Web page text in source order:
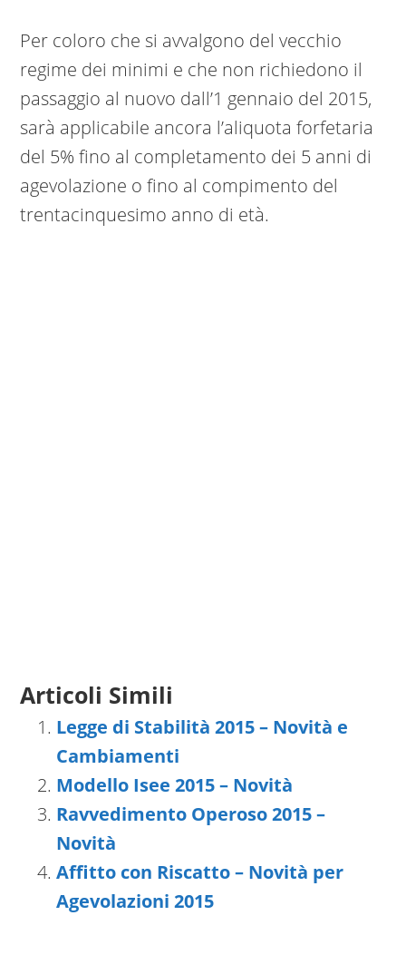
Per coloro che si avvalgono del vecchio
regime dei minimi e che non richiedono il
passaggio al nuovo dall’1 gennaio del 2015,
sarà applicabile ancora l’aliquota forfetaria
del 5% fino al completamento dei 5 anni di
agevolazione o fino al compimento del
trentacinquesimo anno di età.
Articoli Simili
Legge di Stabilità 2015 – Novità e
Cambiamenti
Modello Isee 2015 – Novità
Ravvedimento Operoso 2015 –
Novità
Affitto con Riscatto – Novità per
Agevolazioni 2015